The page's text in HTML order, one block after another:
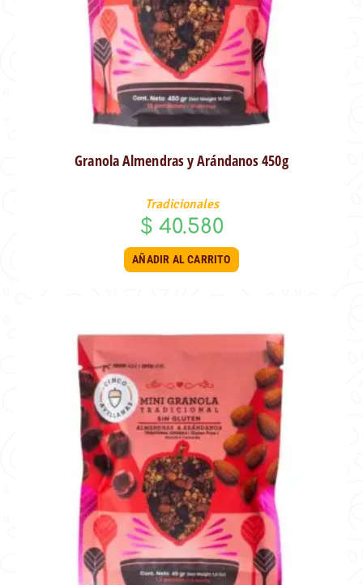
Granola Almendras y Arándanos 450g
Tradicionales
$ 40.580
AÑADIR AL CARRITO